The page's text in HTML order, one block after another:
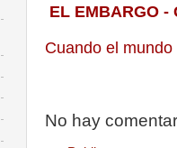
EL EMBARGO -
Cuando el
No hay